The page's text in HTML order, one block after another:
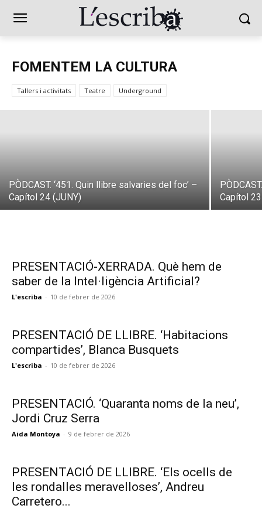
FOMENTEM LA CULTURA
Tallers i activitats Teatre Underground
RACONS LITERARIS. Sala Borsa,
Bolonya
Aida Montoya - 16 de juny de 2026
PÒDCAST. ‘451. Quin llibre salvaries del foc’ –
Capítol 24 (JUNY)
Capítol
PRESENTACIÓ-XERRADA. Què hem de
saber de la Intel·ligència Artificial?
L'escriba - 10 de febrer de 2026
PRESENTACIÓ DE LLIBRE. ‘Habitacions
compartides’, Blanca Busquets
L'escriba - 10 de febrer de 2026
PRESENTACIÓ. ‘Quaranta noms de la neu’,
Jordi Cruz Serra
Aida Montoya - 9 de febrer de 2026
PRESENTACIÓ DE LLIBRE. ‘Els ocells de
les rondalles meravelloses’, Andreu
Carretero...